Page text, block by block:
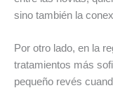
sino también la
Por otro lado, en la
tratamientos más
pequeño revés